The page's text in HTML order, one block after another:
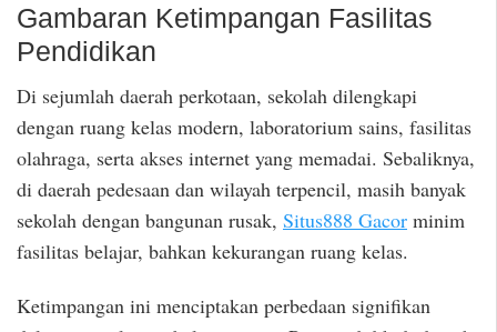
Gambaran Ketimpangan Fasilitas
Pendidikan
Di sejumlah daerah perkotaan, sekolah dilengkapi
dengan ruang kelas modern, laboratorium sains, fasilitas
olahraga, serta akses internet yang memadai. Sebaliknya,
di daerah pedesaan dan wilayah terpencil, masih banyak
sekolah dengan bangunan rusak, Situs888 Gacor minim
fasilitas belajar, bahkan kekurangan ruang kelas.
Ketimpangan ini menciptakan perbedaan signifikan